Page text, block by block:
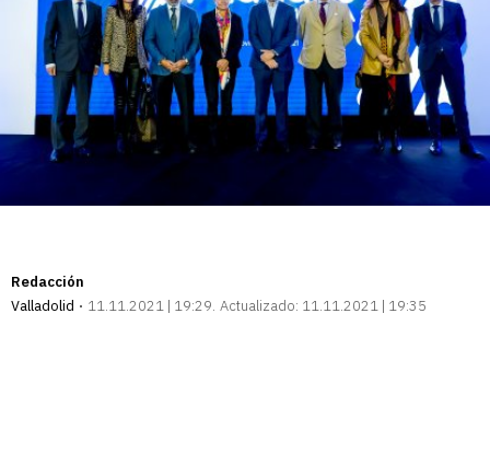
Redacción
Valladolid
11.11.2021 | 19:29 Actualizado: 11.11.2021 | 19:35